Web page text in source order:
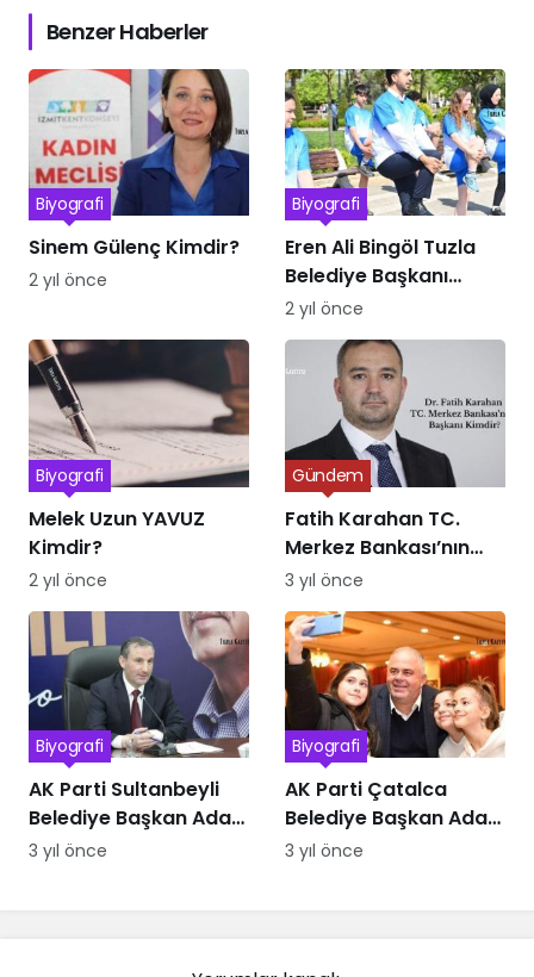
Benzer Haberler
Sinem Gülenç Kimdir?
Biyografi
2 yıl önce
Eren Ali Bingöl Tuzla
Belediye Başkanı
Kimdir
Biyografi
2 yıl önce
Melek Uzun YAVUZ
Kimdir?
Biyografi
2 yıl önce
Fatih Karahan TC.
Merkez Bankası’nın
Yeni Başkanı Kimdir
Gündem
3 yıl önce
AK Parti Sultanbeyli
Belediye Başkan Adayı
Ali Tombaş Kimdir
Biyografi
3 yıl önce
AK Parti Çatalca
Belediye Başkan Adayı
Mesut Üner kimdir
Biyografi
3 yıl önce